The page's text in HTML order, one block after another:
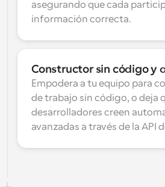
asegurando que cada
información correcta.
Constructor sin código y
Empodera a tu equipo para
de trabajo sin código, o deja
desarrolladores creen
avanzadas a través de la API